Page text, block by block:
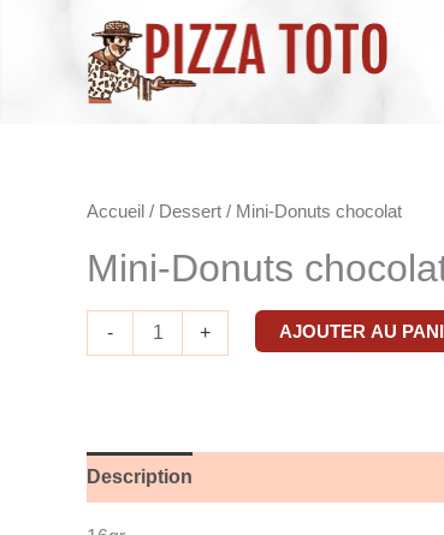
Accueil / Dessert / Mini-Donuts chocolat
Mini-Donuts
-
quantité
Mini-
chocolat
+ AJOUTER AU
Description